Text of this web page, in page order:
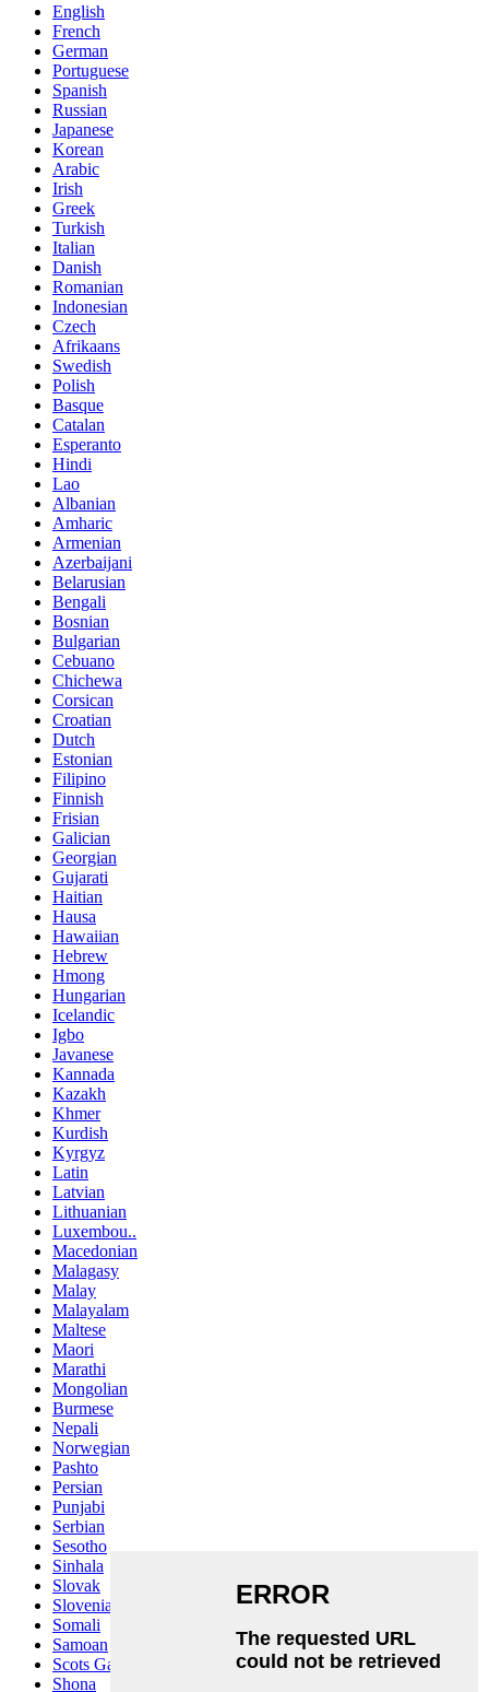
English
French
German
Portuguese
Spanish
Russian
Japanese
Korean
Arabic
Irish
Greek
Turkish
Italian
Danish
Romanian
Indonesian
Czech
Afrikaans
Swedish
Polish
Basque
Catalan
Esperanto
Hindi
Lao
Albanian
Amharic
Armenian
Azerbaijani
Belarusian
Bengali
Bosnian
Bulgarian
Cebuano
Chichewa
Corsican
Croatian
Dutch
Estonian
Filipino
Finnish
Frisian
Galician
Georgian
Gujarati
Haitian
Hausa
Hawaiian
Hebrew
Hmong
Hungarian
Icelandic
Igbo
Javanese
Kannada
Kazakh
Khmer
Kurdish
Kyrgyz
Latin
Latvian
Lithuanian
Luxembou..
Macedonian
Malagasy
Malay
Malayalam
Maltese
Maori
Marathi
Mongolian
Burmese
Nepali
Norwegian
Pashto
Persian
Punjabi
Serbian
Sesotho
Sinhala
Slovak
Slovenian
Somali
Samoan
Scots Gaelic
Shona